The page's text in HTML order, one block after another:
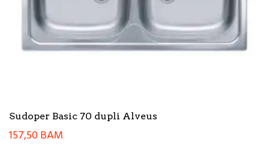
Sudoper Basic 70 dupli Alveus
157,50BAM